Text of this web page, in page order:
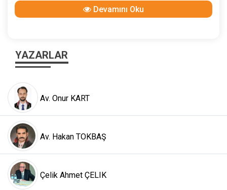
hayatın olağan akışına aykırı olup, tüm bu hususlar
değerlendirildiğinde, davacının iradesinin hile ile
Devamını Oku
YAZARLAR
Av. Onur KART
Av. Hakan TOKBAŞ
Çelik Ahmet ÇELIK